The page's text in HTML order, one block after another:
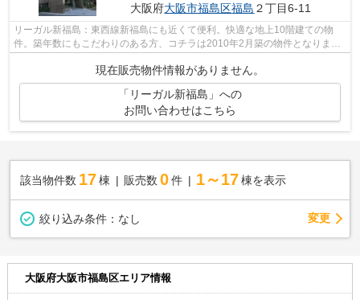
大阪府大阪市福島区福島 ２丁目6-11
リーガル新福島：東西線新福島にも近くて便利。快適な地上10階建ての物
件。築年数にもこだわりのある方、コチラは2010年2月築の物件となりま
現在販売物件情報がありません。
「リーガル新福島」への
お問い合わせはこちら
該当物件数 17棟 販売数 0 件 1～17 棟を表示
絞り込み条件： なし 変更
大阪府大阪市福島区エリア情報